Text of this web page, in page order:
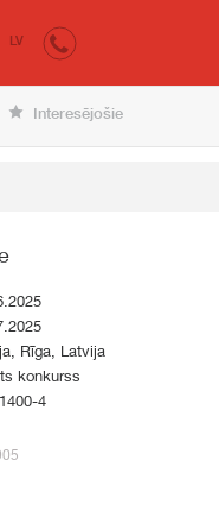
LV
Interesējošie
Rīga, Latvija
konkurss
4